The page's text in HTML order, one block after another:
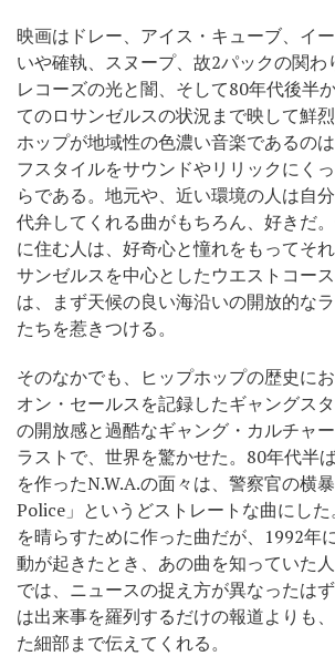
映画はドレー、アイス・キューブ、イ
いや確執、スヌープ、故2パックの関わ
レコーズの光と闇、そして80年代後半
てのロサンゼルスの状況まで映して鮮
ホップが地域性の色濃い音楽であるの
フスタイルをサウンドやリリックにく
らである。地元や、近い環境の人は自
代弁してくれる曲がもちろん、好きだ
に住む人は、好奇心と憧れをもってそ
サンゼルスを中心としたウエストコー
は、まず天候の良い海沿いの開放的な
たちを惹きつける。
そのなかでも、ヒップホップの歴史に
オン・セールスを記録したギャングス
の開放感と過酷なギャング・カルチャ
ラストで、世界を驚かせた。80年代半
を作ったN.W.A.の面々は、警察官の横
Police」というどストレートな曲にし
を晴らすために作った曲だが、1992年
動が起きたとき、あの曲を知っていた
では、ニュースの捉え方が異なったは
は出来事を羅列するだけの報道よりも
た細部まで伝えてくれる。